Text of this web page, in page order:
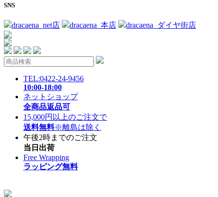
SNS
dracaena_net店 dracaena_本店 dracaena_ダイヤ街店
TEL:0422-24-9456
10:00-18:00
ネットショップ
全商品返品可
15,000円以上のご注文で
送料無料※離島は除く
午後2時までのご注文
当日出荷
Free Wrapping
ラッピング無料